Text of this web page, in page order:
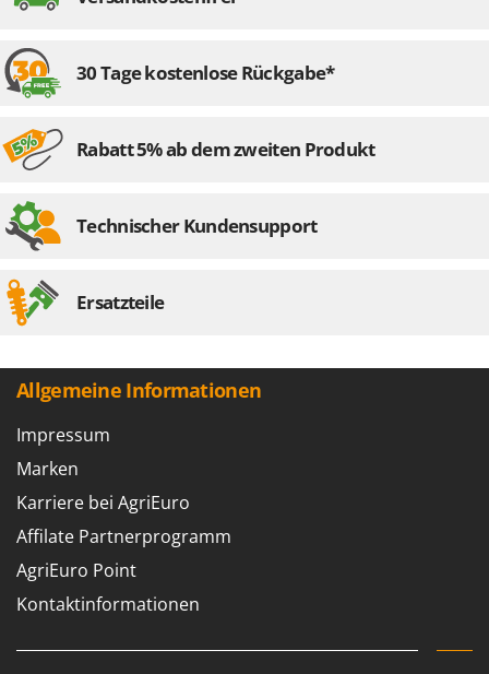
30 Tage kostenlose Rückgabe*
Rabatt 5% ab dem zweiten Produkt
Technischer Kundensupport
Ersatzteile
Allgemeine Informationen
Impressum
Marken
Karriere bei AgriEuro
Affilate Partnerprogramm
AgriEuro Point
Kontaktinformationen